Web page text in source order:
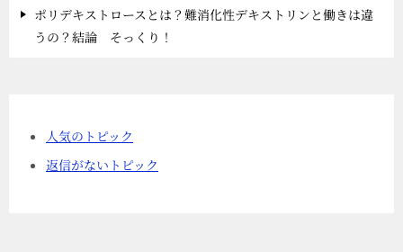
ポリデキストロースとは？難消化性デキストリンと働きは違
うの？結論 そっくり！
人気のトピック
返信がないトピック